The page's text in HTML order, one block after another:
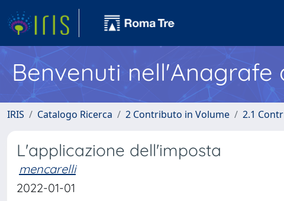
Benvenuti nell'Anagrafe
IRIS Catalogo Ricerca 2 Contributo in Volume 2.1
L'applicazione dell'imposta
mencarelli
2022-01-01